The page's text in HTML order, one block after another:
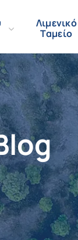
Λιμενικό
Ταμείο